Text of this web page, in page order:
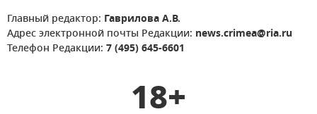
Главный редактор: Гаврилова А.В.
Адрес электронной почты Редакции: news.crimea@ria.ru
Телефон Редакции: 7 (495) 645-6601
18+